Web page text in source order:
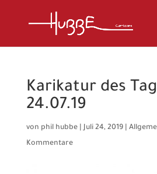
Karikatur des
24.07.19
von phil hubbe|Juli 24, 2019|
Kommentare